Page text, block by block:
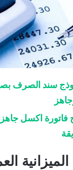
سند الصرف
فاتورة اكسل جاهز